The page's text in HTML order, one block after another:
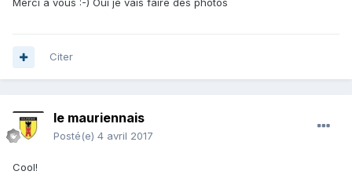
Merci à vous :-) Oui je vais faire des photos
Citer
le mauriennais
Posté(e) 4 avril 2017
Cool!